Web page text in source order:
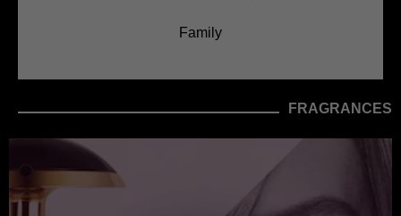
Family
FRAGRANCES